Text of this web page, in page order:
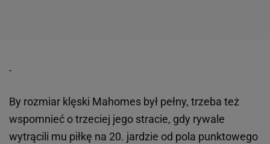
By rozmiar klęski Mahomes był pełny, trzeba też
wspomnieć o trzeciej jego stracie, gdy rywale
wytrącili mu piłkę na 20. jardzie od pola punktowego